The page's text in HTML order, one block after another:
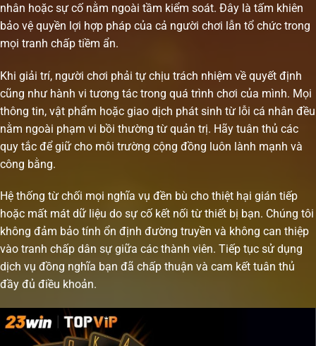
nhân hoặc sự cố nằm ngoài tầm kiểm soát. Đây là tấm khiên
bảo vệ quyền lợi hợp pháp của cả người chơi lẫn tổ chức trong
mọi tranh chấp tiềm ẩn.
Khi giải trí, người chơi phải tự chịu trách nhiệm về quyết định
cũng như hành vi tương tác trong quá trình chơi của mình. Mọi
thông tin, vật phẩm hoặc giao dịch phát sinh từ lỗi cá nhân đều
nằm ngoài phạm vi bồi thường từ quản trị. Hãy tuân thủ các
quy tắc để giữ cho môi trường cộng đồng luôn lành mạnh và
công bằng.
Hệ thống từ chối mọi nghĩa vụ đền bù cho thiệt hại gián tiếp
hoặc mất mát dữ liệu do sự cố kết nối từ thiết bị bạn. Chúng tôi
không đảm bảo tính ổn định đường truyền và không can thiệp
vào tranh chấp dân sự giữa các thành viên. Tiếp tục sử dụng
dịch vụ đồng nghĩa bạn đã chấp thuận và cam kết tuân thủ
đầy đủ điều khoản.